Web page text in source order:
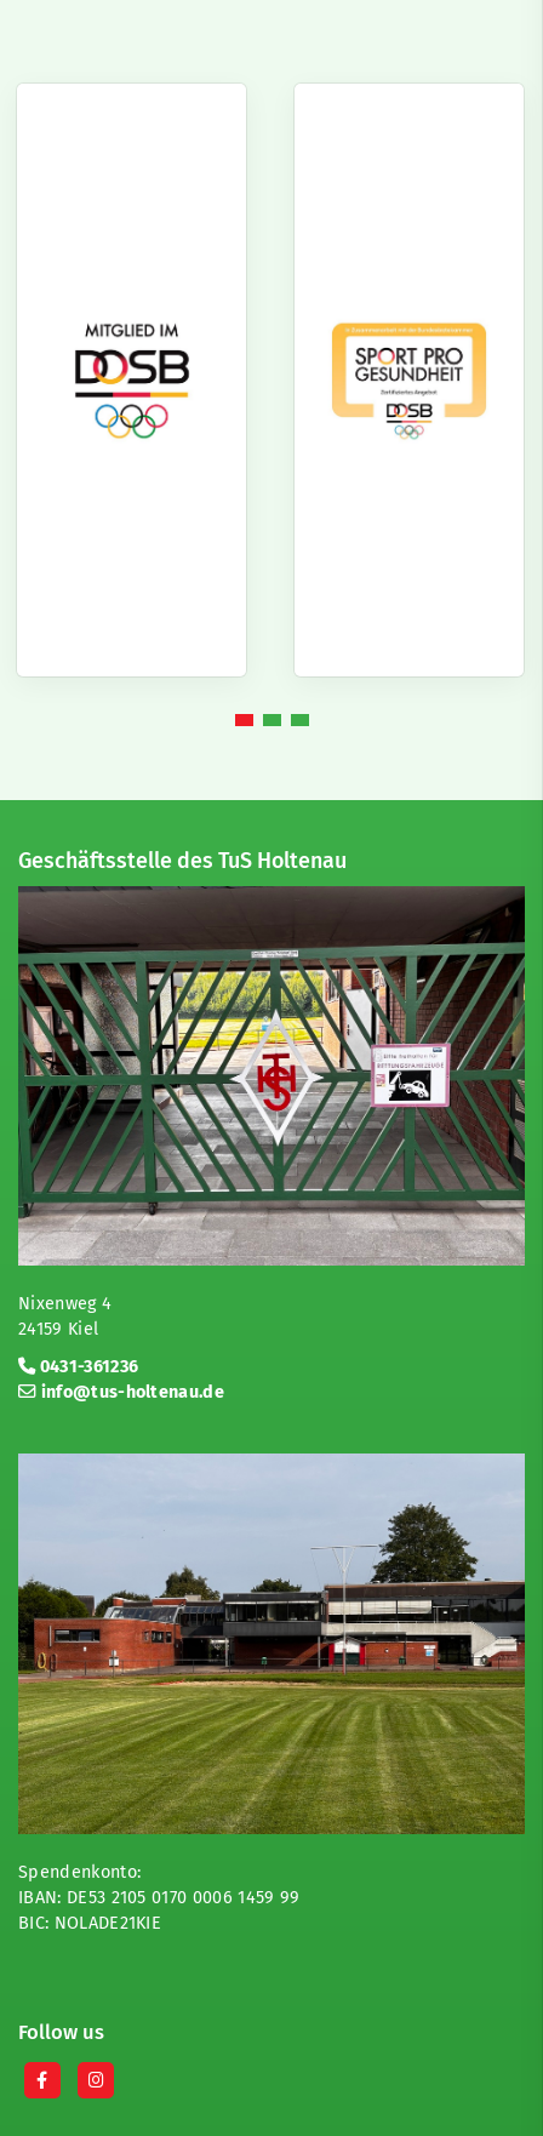
Geschäftsstelle des TuS Holtenau
Nixenweg 4
24159 Kiel
0431-361236
info@tus-holtenau.de
Spendenkonto:
IBAN: DE53 2105 0170 0006 1459 99
BIC: NOLADE21KIE
Follow us